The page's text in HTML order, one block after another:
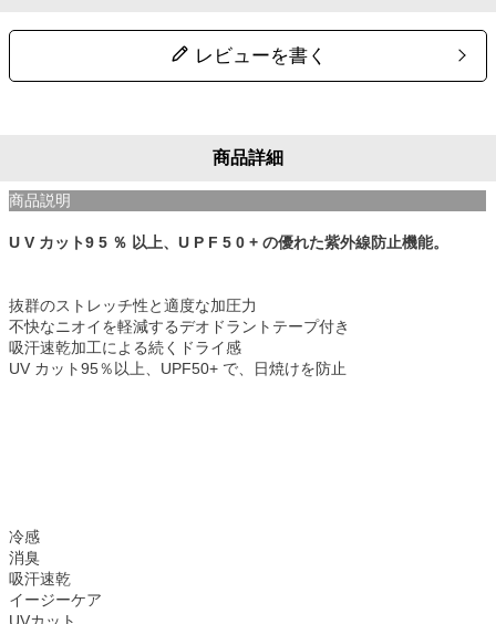
レビューを書く
商品詳細
商品説明
U V カット9 5 ％ 以上、U P F 5 0 + の優れた紫外線防止機能。
抜群のストレッチ性と適度な加圧力
不快なニオイを軽減するデオドラントテープ付き
吸汗速乾加工による続くドライ感
UV カット95％以上、UPF50+ で、日焼けを防止
冷感
消臭
吸汗速乾
イージーケア
UVカット